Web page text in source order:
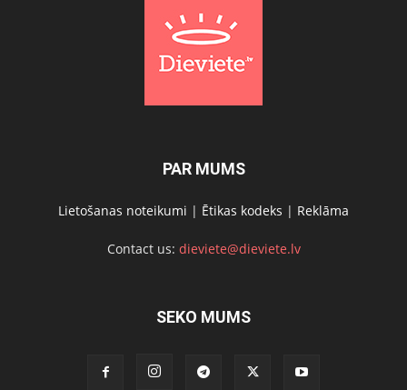
PAR MUMS
Lietošanas noteikumi | Ētikas kodeks | Reklāma
Contact us: dieviete@dieviete.lv
SEKO MUMS